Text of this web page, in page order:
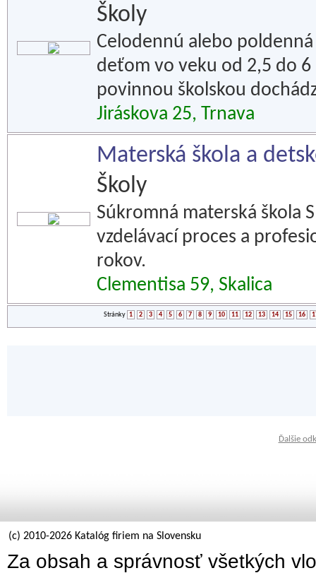
Školy
Celodennú alebo
deťom vo veku od 2,5 do
povinnou školskou
Jiráskova 25, Trnava
Materská škola a
Školy
Súkromná materská škola
vzdelávací proces a
rokov.
Clementisa 59, Skalica
Stránky 1 2 3 4 5 6 7 8 9 10 11 12 13 14 15 16
Ďalšie
(c) 2010-2026 Katalóg firiem na Slovensku
Za obsah a správnosť všetkých